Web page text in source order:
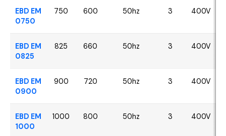
EBD EM
0750
750 600 50hz 3 400V
EBD EM
0825
825 660 50hz 3 400V
EBD EM
0900
900 720 50hz 3 400V
EBD EM
1000
1000 800 50hz 3 400V